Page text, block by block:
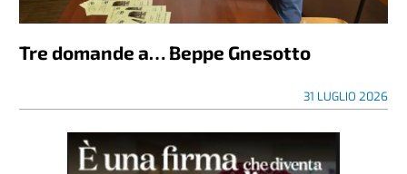
Tre domande a… Beppe Gnesotto
31 LUGLIO 2026